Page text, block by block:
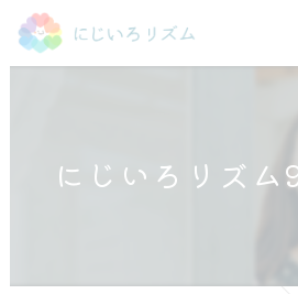
にじいろリズム